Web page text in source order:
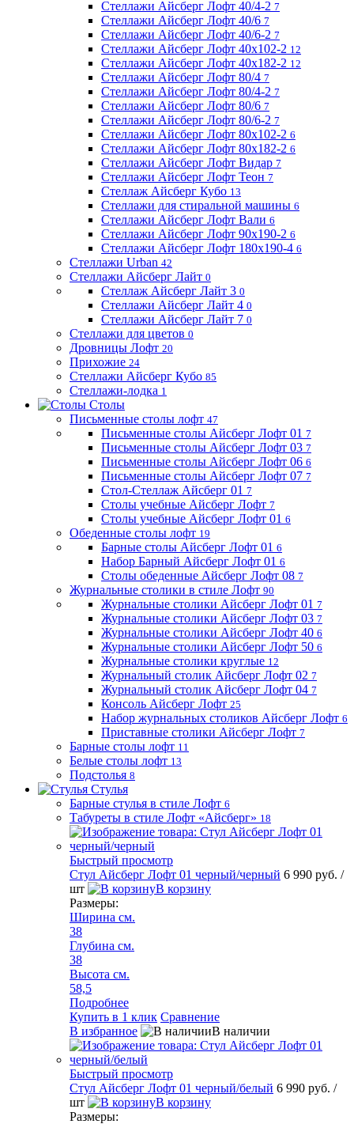
Стеллажи Айсберг Лофт 40/4-2 7
Стеллажи Айсберг Лофт 40/6 7
Стеллажи Айсберг Лофт 40/6-2 7
Стеллажи Айсберг Лофт 40х102-2 12
Стеллажи Айсберг Лофт 40х182-2 12
Стеллажи Айсберг Лофт 80/4 7
Стеллажи Айсберг Лофт 80/4-2 7
Стеллажи Айсберг Лофт 80/6 7
Стеллажи Айсберг Лофт 80/6-2 7
Стеллажи Айсберг Лофт 80х102-2 6
Стеллажи Айсберг Лофт 80х182-2 6
Стеллажи Айсберг Лофт Видар 7
Стеллажи Айсберг Лофт Теон 7
Стеллаж Айсберг Кубо 13
Стеллажи для стиральной машины 6
Стеллажи Айсберг Лофт Вали 6
Стеллажи Айсберг Лофт 90х190-2 6
Стеллажи Айсберг Лофт 180х190-4 6
Стеллажи Urban 42
Стеллажи Айсберг Лайт 0
Стеллаж Айсберг Лайт 3 0
Стеллажи Айсберг Лайт 4 0
Стеллажи Айсберг Лайт 7 0
Стеллажи для цветов 0
Дровницы Лофт 20
Прихожие 24
Стеллажи Айсберг Кубо 85
Стеллажи-лодка 1
Столы
Письменные столы лофт 47
Письменные столы Айсберг Лофт 01 7
Письменные столы Айсберг Лофт 03 7
Письменные столы Айсберг Лофт 06 6
Письменные столы Айсберг Лофт 07 7
Стол-Стеллаж Айсберг 01 7
Столы учебные Айсберг Лофт 7
Столы учебные Айсберг Лофт 01 6
Обеденные столы лофт 19
Барные столы Айсберг Лофт 01 6
Набор Барный Айсберг Лофт 01 6
Столы обеденные Айсберг Лофт 08 7
Журнальные столики в стиле Лофт 90
Журнальные столики Айсберг Лофт 01 7
Журнальные столики Айсберг Лофт 03 7
Журнальные столики Айсберг Лофт 40 6
Журнальные столики Айсберг Лофт 50 6
Журнальные столики круглые 12
Журнальный столик Айсберг Лофт 02 7
Журнальный столик Айсберг Лофт 04 7
Консоль Айсберг Лофт 25
Набор журнальных столиков Айсберг Лофт 6
Приставные столики Айсберг Лофт 7
Барные столы лофт 11
Белые столы лофт 13
Подстолья 8
Стулья
Барные стулья в стиле Лофт 6
Табуреты в стиле Лофт «Айсберг» 18
Быстрый просмотр
Стул Айсберг Лофт 01 черный/черный 6 990 руб. /
шт
В корзину
Размеры:
Ширина см.
38
Глубина см.
38
Высота см.
58,5
Подробнее
Купить в 1 клик Сравнение
В избранное
В наличии
Быстрый просмотр
Стул Айсберг Лофт 01 черный/белый 6 990 руб. /
шт
В корзину
Размеры: